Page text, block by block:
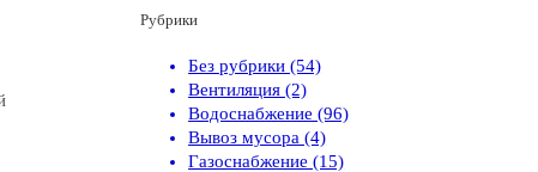
Рубрики
Без рубрики (54)
Вентиляция (2)
Водоснабжение (96)
Вывоз мусора (4)
Газоснабжение (15)